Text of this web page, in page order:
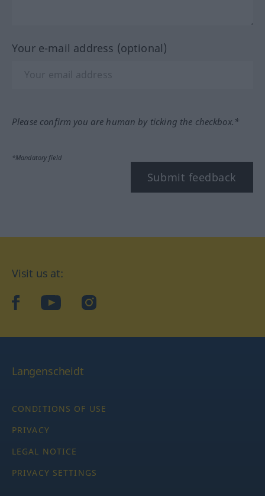
Your e-mail address (optional)
Please confirm you are human by ticking the checkbox.*
*Mandatory field
Submit feedback
Visit us at:
facebookYouTubeInstagram
Langenscheidt
CONDITIONS OF USE
PRIVACY
LEGAL NOTICE
PRIVACY SETTINGS